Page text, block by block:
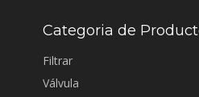
Categoria de
Filtrar
Válvula